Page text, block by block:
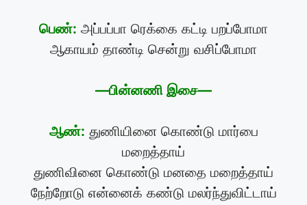
பெண்: அப்பப்பா ரெக்கை கட்டி பறப்போமா
ஆகாயம் தாண்டி சென்று வசிப்போமா
—பின்னணி இசை—
ஆண்: துணியினை கொண்டு மார்பை
மறைத்தாய்
துணிவினை கொண்டு மனதை மறைத்தாய்
நேற்றோடு என்னைக் கண்டு மலர்ந்துவிட்டாய்